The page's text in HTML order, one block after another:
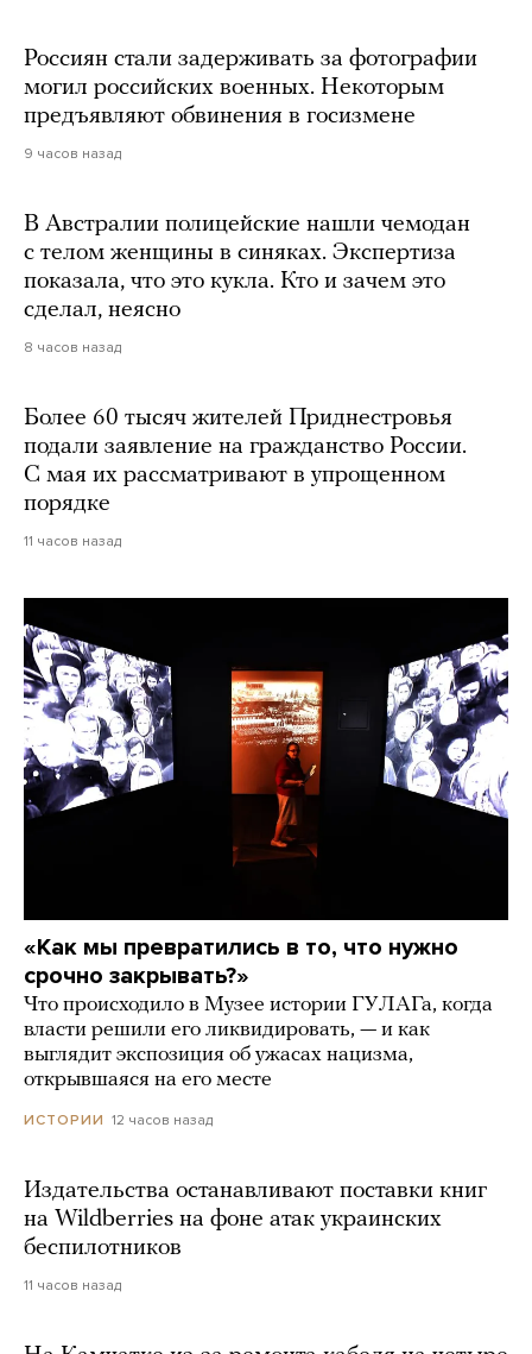
Россиян стали задерживать за фотографии
могил российских военных. Некоторым
предъявляют обвинения в госизмене
9 часов назад
В Австралии полицейские нашли чемодан
с телом женщины в синяках. Экспертиза
показала, что это кукла. Кто и зачем это
сделал, неясно
8 часов назад
Более 60 тысяч жителей Приднестровья
подали заявление на гражданство России.
С мая их рассматривают в упрощенном
порядке
11 часов назад
«Как мы превратились в то, что нужно
срочно закрывать?»
Что происходило в Музее истории ГУЛАГа, когда
власти решили его ликвидировать, — и как
выглядит экспозиция об ужасах нацизма,
открывшаяся на его месте
ИСТОРИИ 12 часов назад
Издательства останавливают поставки книг
на Wildberries на фоне атак украинских
беспилотников
11 часов назад